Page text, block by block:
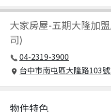
大家房屋-五期大隆加
司)
04-2319-3900
台中市南屯區大隆路103
物件特色